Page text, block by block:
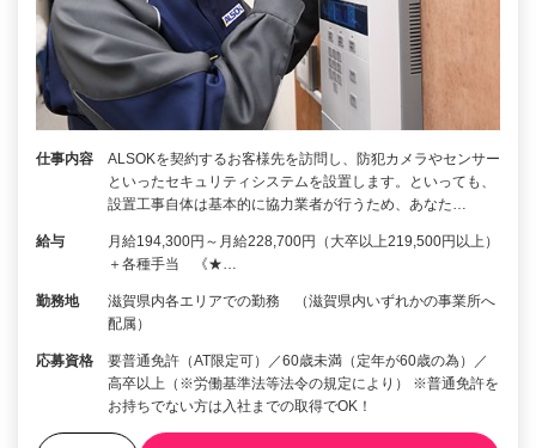
仕事内容
ALSOKを契約するお客様先を訪問し、防犯カメラやセンサー
といったセキュリティシステムを設置します。といっても、
設置工事自体は基本的に協力業者が行うため、あなた…
給与
月給194,300円～月給228,700円（大卒以上219,500円以上）
＋各種手当 《★…
勤務地
滋賀県内各エリアでの勤務 （滋賀県内いずれかの事業所へ
配属）
応募資格
要普通免許（AT限定可）／60歳未満（定年が60歳の為）／
高卒以上（※労働基準法等法令の規定により） ※普通免許を
お持ちでない方は入社までの取得でOK！